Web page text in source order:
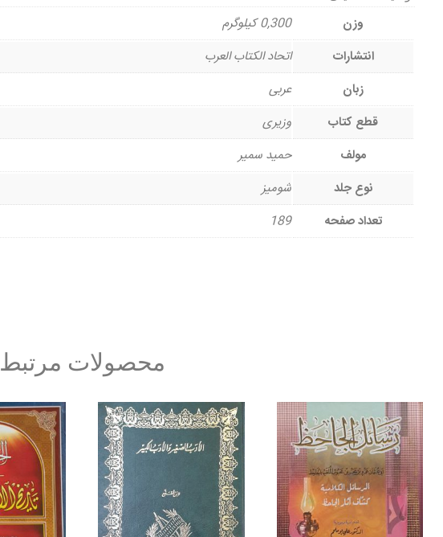
وزن
0,300 کیلوگرم
انتشارات
اتحاد الکتاب العرب
زبان
عربی
قطع کتاب
وزیری
مولف
حمید سمیر
نوع جلد
شومیز
تعداد صفحه
189
محصولات مرتبط